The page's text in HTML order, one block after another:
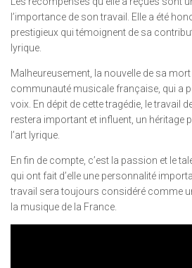
l’importance de son travail. Elle a été
prestigieux qui témoignent de sa
lyrique.
Malheureusement, la nouvelle de sa
communauté musicale française, qui a
voix. En dépit de cette tragédie, le travail
restera important et influent, un héritage
l’art lyrique.
En fin de compte, c’est la passion et le
qui ont fait d’elle une personnalité
travail sera toujours considéré comme
la musique de la France.